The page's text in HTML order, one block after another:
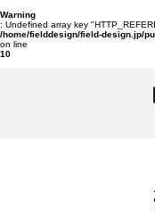
Warning
: Undefined array key
/home/fielddesign/field-design.jp/
on line
10